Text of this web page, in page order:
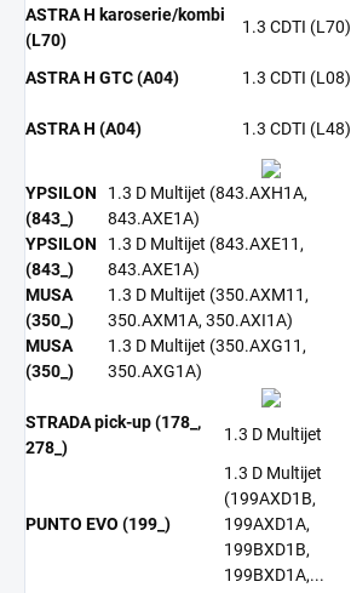
ASTRA H karoserie/kombi
(L70)
1.3 CDTI (L70)
ASTRA H GTC (A04)
1.3 CDTI (L08)
ASTRA H (A04)
1.3 CDTI (L48)
YPSILON
(843_)
1.3 D Multijet (843.AXH1A,
843.AXE1A)
YPSILON
(843_)
1.3 D Multijet (843.AXE11,
843.AXE1A)
MUSA
(350_)
1.3 D Multijet (350.AXM11,
350.AXM1A, 350.AXI1A)
MUSA
(350_)
1.3 D Multijet (350.AXG11,
350.AXG1A)
STRADA pick-up (178_,
278_)
1.3 D Multijet
PUNTO EVO (199_)
1.3 D Multijet
(199AXD1B,
199AXD1A,
199BXD1B,
199BXD1A,...